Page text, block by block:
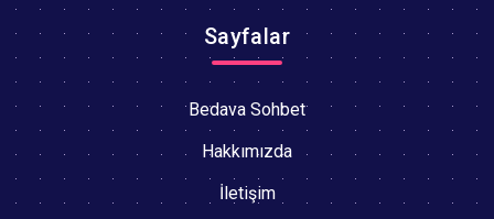
Sayfalar
Bedava Sohbet
Hakkımızda
İletişim